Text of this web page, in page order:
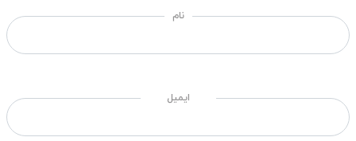
نام
ایمیل